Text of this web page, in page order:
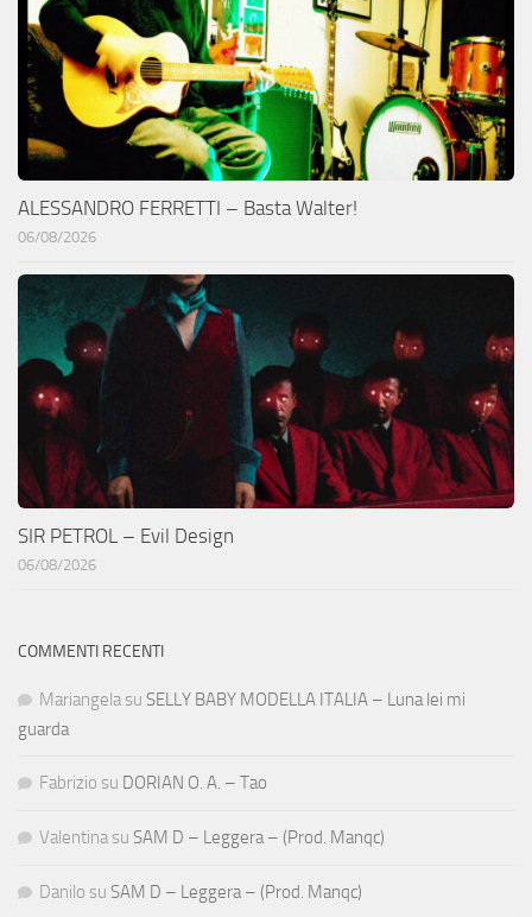
ALESSANDRO FERRETTI – Basta Walter!
06/08/2026
SIR PETROL – Evil Design
06/08/2026
COMMENTI RECENTI
Mariangela su SELLY BABY MODELLA ITALIA – Luna lei mi
guarda
Fabrizio su DORIAN O. A. – Tao
Valentina su SAM D – Leggera – (Prod. Manqc)
Danilo su SAM D – Leggera – (Prod. Manqc)